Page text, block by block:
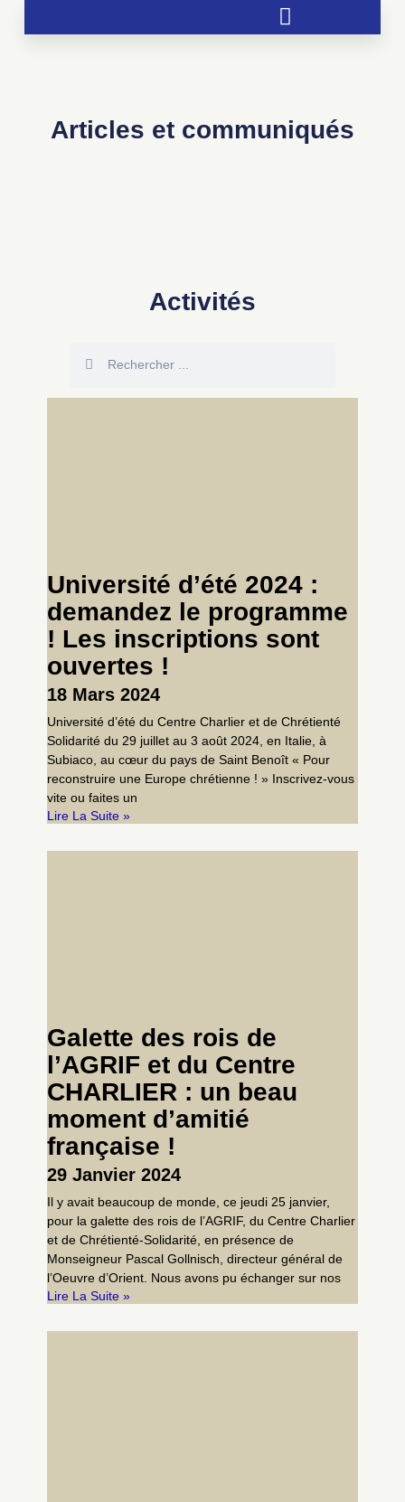
Articles et communiqués
Activités
Université d’été 2024 :
demandez le programme
! Les inscriptions sont
ouvertes !
18 Mars 2024
Université d’été du Centre Charlier et de Chrétienté
Solidarité du 29 juillet au 3 août 2024, en Italie, à
Subiaco, au cœur du pays de Saint Benoît « Pour
reconstruire une Europe chrétienne ! » Inscrivez-vous
vite ou faites un
Lire La Suite »
Galette des rois de
l’AGRIF et du Centre
CHARLIER : un beau
moment d’amitié
française !
29 Janvier 2024
Il y avait beaucoup de monde, ce jeudi 25 janvier,
pour la galette des rois de l’AGRIF, du Centre Charlier
et de Chrétienté-Solidarité, en présence de
Monseigneur Pascal Gollnisch, directeur général de
l’Oeuvre d’Orient. Nous avons pu échanger sur nos
Lire La Suite »